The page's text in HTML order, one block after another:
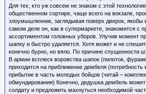
Для тех, кто уж совсем не знаком с этой
общественном сортире, чаще всего на вокзале,
злоумышленник, заглядывая поверх дверок,
самом деле он, как в супермаркете, знакомится с
ассортиментом головных уборов. Улучив момент
шапку и быстро удаляется. Хотя может и не
конечно бурно, но вяло. По причине спущенности
В армии всплеск воровства шапок (пилоток,
приходится на приближение дембеля (потребность
прибытие в часть молодых бойцов (читай –
обмундирования) Конечно, дедушка дембель
солдату и предложить махнуться необходимой